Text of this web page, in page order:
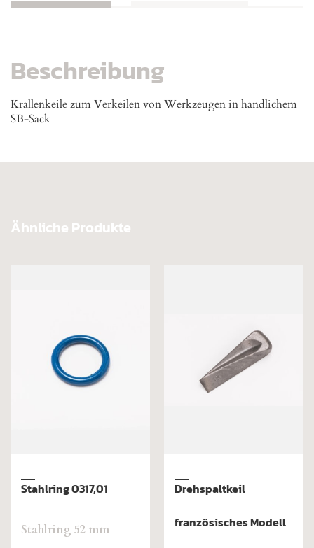
Beschreibung
Krallenkeile zum Verkeilen von Werkzeugen in handlichem
SB-Sack
Ähnliche Produkte
PA-Forstkeil Marder
0327
PA-Forstkeil, stark
0326